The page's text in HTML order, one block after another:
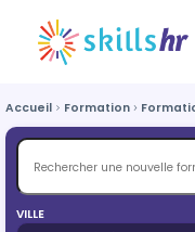
Accueil Formation
VILLE